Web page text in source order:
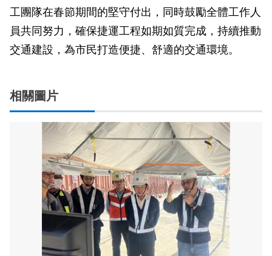
工團隊在春節期間的堅守付出，同時鼓勵全體工作人
員共同努力，確保捷運工程如期如質完成，持續推動
交通建設，為市民打造便捷、舒適的交通環境。
相關圖片